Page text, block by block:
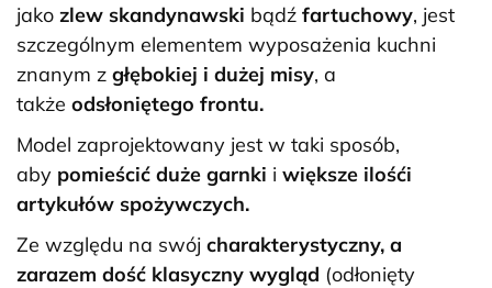
jako zlew skandynawski bądź fartuchowy, jest
szczególnym elementem wyposażenia kuchni
znanym z głębokiej i dużej misy, a
także odsłoniętego frontu.
Model zaprojektowany jest w taki sposób,
aby pomieścić duże garnki i większe ilośći
artykułów spożywczych.
Ze względu na swój charakterystyczny, a
zarazem dość klasyczny wygląd (odłonięty